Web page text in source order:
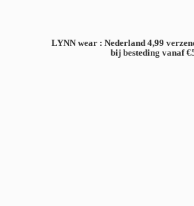
LYNN wear : Nederland 4,99
bij besteding vanaf